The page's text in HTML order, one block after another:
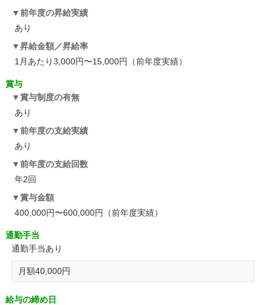
前年度の昇給実績
あり
昇給金額／昇給率
1月あたり3,000円〜15,000円（前年度実績）
賞与
賞与制度の有無
あり
前年度の支給実績
あり
前年度の支給回数
年2回
賞与金額
400,000円〜600,000円（前年度実績）
通勤手当
通勤手当あり
月額40,000円
給与の締め日